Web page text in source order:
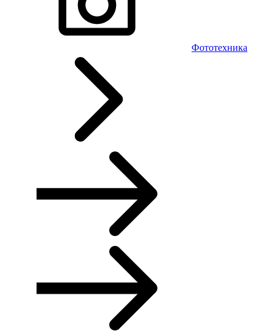
Фототехника